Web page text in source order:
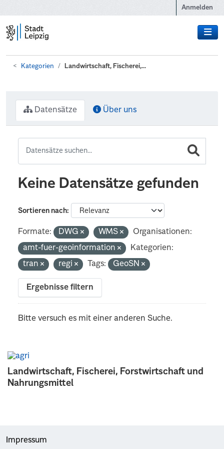
Anmelden
Kategorien Landwirtschaft, Fischerei,...
Landwirtschaft, Fischerei, Forstwirtschaft und
Nahrungsmittel
Datensätze Über uns
Keine Datensätze gefunden
Sortieren nach
Formate: DWG WMS
Organisationen:
amt-fuer-geoinformation
Kategorien:
tran
regi Tags: GeoSN
Ergebnisse filtern
Bitte versuch es mit einer anderen Suche.
Impressum